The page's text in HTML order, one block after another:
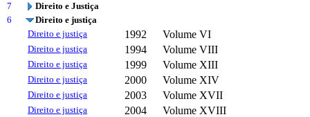
7
Direito e Justiça
6
Direito e justiça
Direito e justiça
1992 Volume VI
Direito e justiça 1994 Volume VIII
Direito e justiça 1999 Volume XIII
Direito e justiça 2000 Volume XIV
Direito e justiça 2003 Volume XVII
Direito e justiça 2004 Volume XVIII